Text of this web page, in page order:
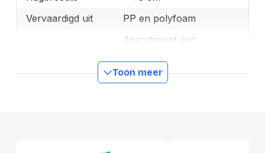
Vervaardigd uit
PP en polyfoam
Assortiment aan
Merk
Leitz
Toon meer